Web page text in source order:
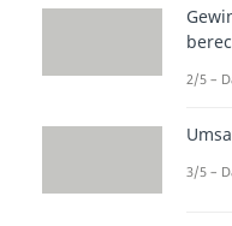
Die
in
zwei
2/5 –
3/5 –